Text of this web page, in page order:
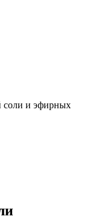
соли и эфирных